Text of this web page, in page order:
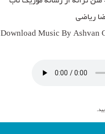
ریاضی
Download Music By Ashvan